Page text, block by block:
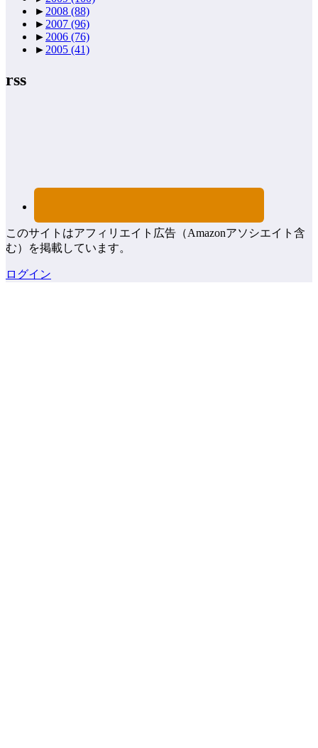
► 2008 (88)
► 2007 (96)
► 2006 (76)
► 2005 (41)
rss
このサイトはアフィリエイト広告（Amazonアソシエイト含
む）を掲載しています。
ログイン